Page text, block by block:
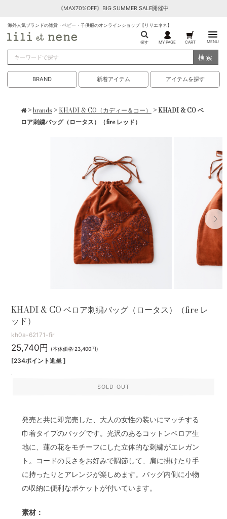
《MAX70%OFF》BIG SUMMER SALE開催中
海外人気ブランドの雑貨・ベビー・子供服のオンラインショップ【リリエネネ】
探す MY PAGE CART MENU
検索
BRAND 新着アイテム アイテムを探す
>brands > KHADI & CO（カディー＆コー） > KHADI & CO ベ
ロア刺繍バッグ（ロータス）（fire レッド）
KHADI & CO ベロア刺繍バッグ（ロータス）（fire レ
ッド）
kh0a-62171-fir
25,740円 (本体価格:23,400円)
[234ポイント進呈 ]
SOLD OUT
発売と共に即完売した、大人の女性の装いにマッチする
巾着タイプのバッグです。光沢のあるコットンベロア生
地に、蓮の花をモチーフにした立体的な刺繍がエレガン
ト。コードの長さをお好みで調節して、肩に掛けたり手
に持ったりとアレンジが楽しめます。バッグ内側に小物
の収納に便利なポケットが付いています。
素材：